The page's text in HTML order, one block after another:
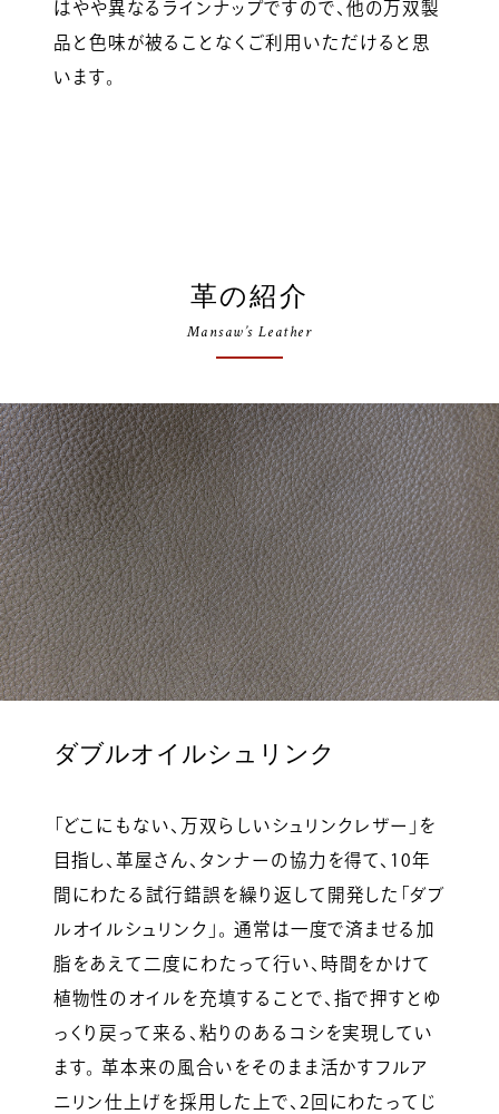
はやや異なるラインナップですので、他の万双製
品と色味が被ることなくご利用いただけると思
います。
革の紹介
Mansaw’s Leather
ダブルオイルシュリンク
「どこにもない、万双らしいシュリンクレザー」を
目指し、革屋さん、タンナーの協力を得て、10年
間にわたる試行錯誤を繰り返して開発した「ダブ
ルオイルシュリンク」。 通常は一度で済ませる加
脂をあえて二度にわたって行い、時間をかけて
植物性のオイルを充填することで、指で押すとゆ
っくり戻って来る、粘りのあるコシを実現してい
ます。 革本来の風合いをそのまま活かすフルア
ニリン仕上げを採用した上で、2回にわたってじ